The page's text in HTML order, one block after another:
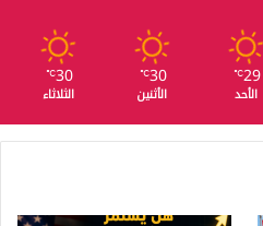
29
℃
الأحد
30
℃
الأثنين
30
℃
الثلاثاء